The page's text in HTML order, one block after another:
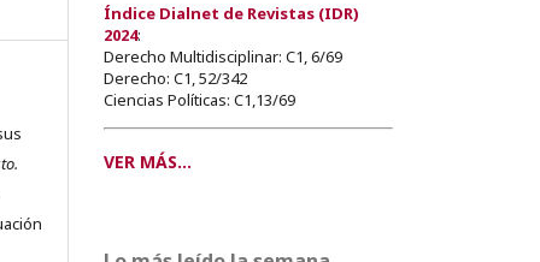
Índice Dialnet de Revistas (IDR)
2024:
Derecho Multidisciplinar: C1, 6/69
Derecho: C1, 52/342
Ciencias Políticas: C1,13/69
VER MÁS...